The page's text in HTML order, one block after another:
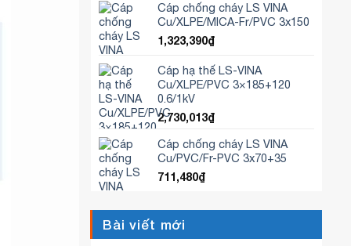
Cáp chống cháy LS VINA
Cu/XLPE/MICA-Fr/PVC 3x150
1,323,390₫
Cáp hạ thế LS-VINA
Cu/XLPE/PVC 3×185+120
0.6/1kV
2,730,013₫
Cáp chống cháy LS VINA
Cu/PVC/Fr-PVC 3x70+35
711,480₫
Bài viết mới